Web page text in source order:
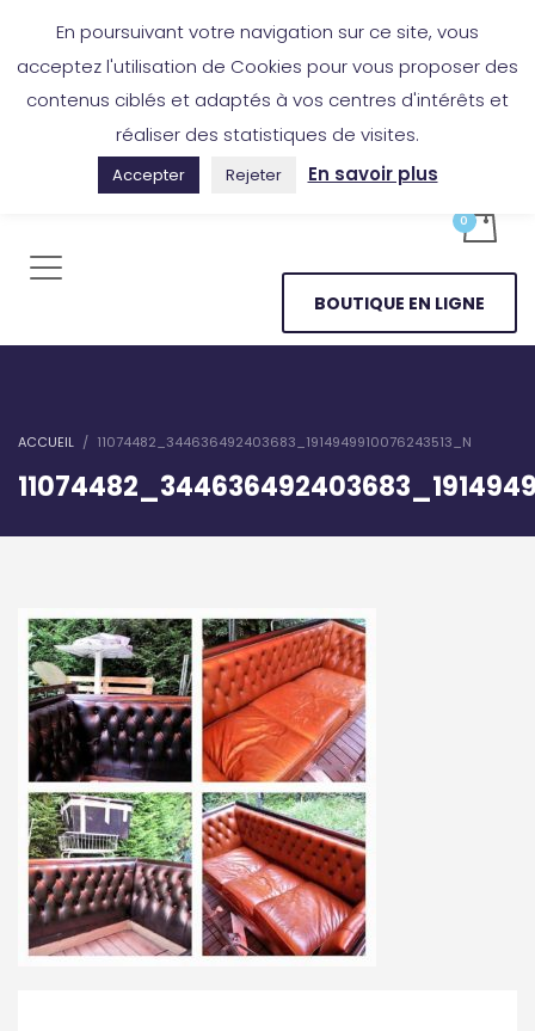
BOUTIQUE EN LIGNE
ACCUEIL 11074482_344636492403683_1914949910076243513_N
En poursuivant votre navigation sur ce site, vous
acceptez l'utilisation de Cookies pour vous proposer des
contenus ciblés et adaptés à vos centres d'intérêts et
réaliser des statistiques de visites.
Accepter Rejeter En savoir plus